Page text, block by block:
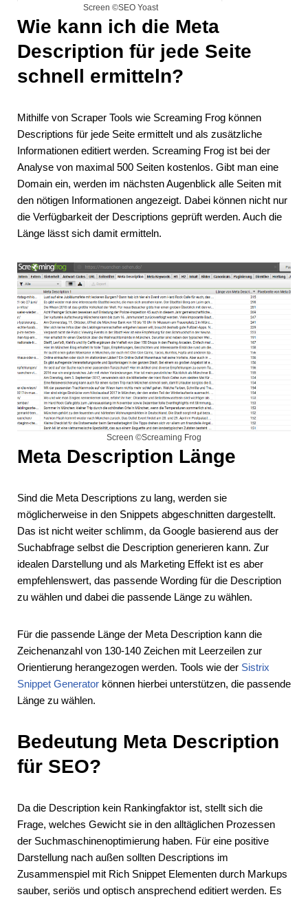
Screen ©SEO Yoast
Wie kann ich die Meta
Description für jede Seite
schnell ermitteln?
Mithilfe von Scraper Tools wie Screaming Frog können
Descriptions für jede Seite ermittelt und als zusätzliche
Informationen editiert werden. Screaming Frog ist bei der
Analyse von maximal 500 Seiten kostenlos. Gibt man eine
Domain ein, werden im nächsten Augenblick alle Seiten mit
den nötigen Informationen angezeigt. Dabei können nicht nur
die Verfügbarkeit der Descriptions geprüft werden. Auch die
Länge lässt sich damit ermitteln.
Screen ©Screaming Frog
Meta Description Länge
Sind die Meta Descriptions zu lang, werden sie
möglicherweise in den Snippets abgeschnitten dargestellt.
Das ist nicht weiter schlimm, da Google basierend aus der
Suchabfrage selbst die Description generieren kann. Zur
idealen Darstellung und als Marketing Effekt ist es aber
empfehlenswert, das passende Wording für die Description
zu wählen und dabei die passende Länge zu wählen.
Für die passende Länge der Meta Description kann die
Zeichenanzahl von 130-140 Zeichen mit Leerzeilen zur
Orientierung herangezogen werden. Tools wie der Sistrix
Snippet Generator können hierbei unterstützen, die passende
Länge zu wählen.
Bedeutung Meta Description
für SEO?
Da die Description kein Rankingfaktor ist, stellt sich die
Frage, welches Gewicht sie in den alltäglichen Prozessen
der Suchmaschinenoptimierung haben. Für eine positive
Darstellung nach außen sollten Descriptions im
Zusammenspiel mit Rich Snippet Elementen durch Markups
sauber, seriös und optisch ansprechend editiert werden. Es